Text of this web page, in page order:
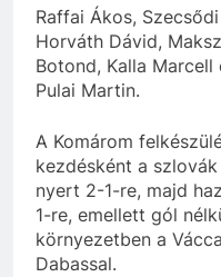
Raffai Ákos,
Horváth Dávid,
Botond, Kalla
Pulai Martin.
A Komárom
kezdésként a
nyert 2-1-re, majd
1-re, emellett gól
környezetben a
Dabassal.